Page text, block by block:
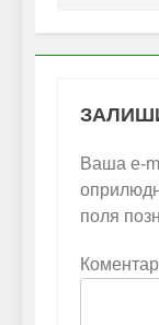
Ваша e-
поля
Коментар